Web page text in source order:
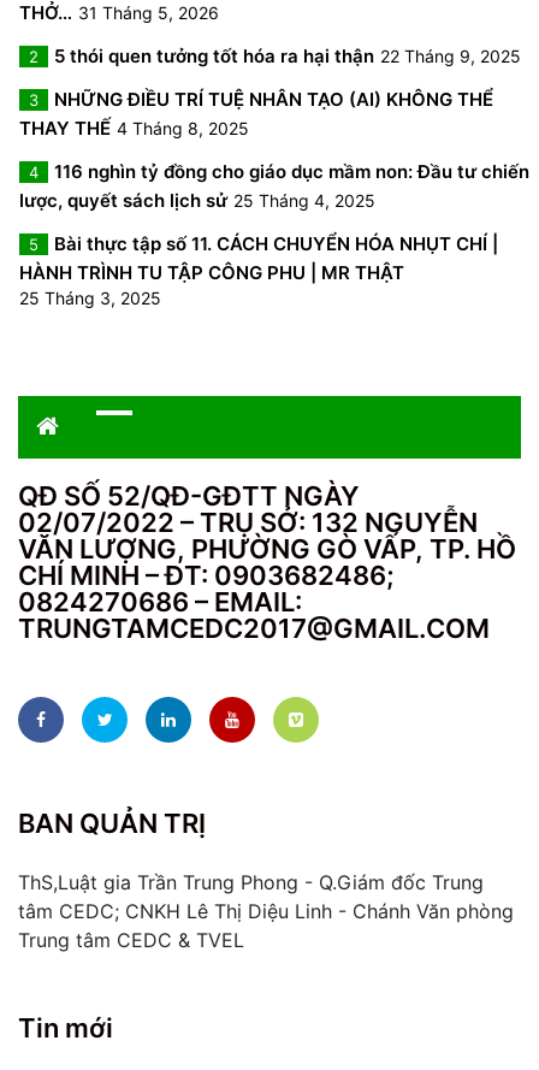
THỞ… 31 Tháng 5, 2026
2 5 thói quen tưởng tốt hóa ra hại thận 22 Tháng 9, 2025
3
NHỮNG ĐIỀU TRÍ TUỆ NHÂN TẠO (AI) KHÔNG THỂ
THAY THẾ 4 Tháng 8, 2025
4
116 nghìn tỷ đồng cho giáo dục mầm non: Đầu tư chiến
lược, quyết sách lịch sử 25 Tháng 4, 2025
5
Bài thực tập số 11. CÁCH CHUYỂN HÓA NHỤT CHÍ |
HÀNH TRÌNH TU TẬP CÔNG PHU | MR THẬT
25 Tháng 3, 2025
QĐ SỐ 52/QĐ-GĐTT NGÀY
02/07/2022 – TRỤ SỞ: 132 NGUYỄN
VĂN LƯỢNG, PHƯỜNG GÒ VẤP, TP. HỒ
CHÍ MINH – ĐT: 0903682486;
0824270686 – EMAIL:
TRUNGTAMCEDC2017@GMAIL.COM
BAN QUẢN TRỊ
ThS,Luật gia Trần Trung Phong - Q.Giám đốc Trung
tâm CEDC; CNKH Lê Thị Diệu Linh - Chánh Văn phòng
Trung tâm CEDC & TVEL
Tin mới